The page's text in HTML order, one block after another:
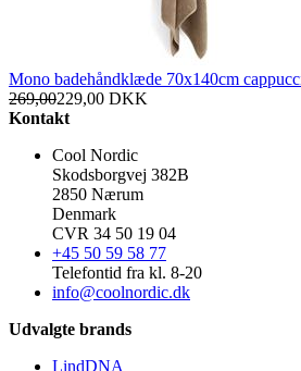
Mono badehåndklæde 70x140cm
269,00229,00 DKK
Kontakt
Cool Nordic
Skodsborgvej 382B
2850 Nærum
Denmark
CVR 34 50 19 04
+45 50 59 58 77
Telefontid fra kl. 8-20
info@coolnordic.dk
Udvalgte brands
LindDNA